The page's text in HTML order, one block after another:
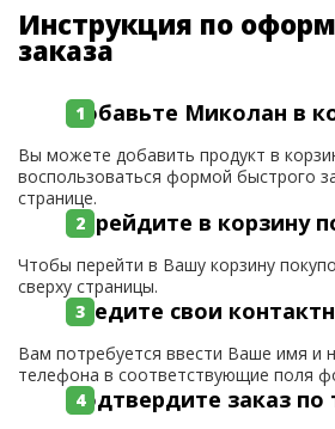
Инструкция по
заказа
Добавьте Миколан в
Вы можете добавить продукт в
воспользоваться формой быстрого
странице.
Перейдите в корзину
Чтобы перейти в Вашу корзину
сверху страницы.
Введите свои
Вам потребуется ввести Ваше имя и
телефона в соответствующие поля
Подтвердите заказ по